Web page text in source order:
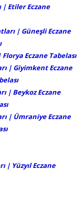
| Etiler Eczane
| Güneşli Eczane
Florya Eczane Tabelası
| Giyimkent Eczane
| Beykoz Eczane
| Ümraniye Eczane
| Yüzyıl Eczane